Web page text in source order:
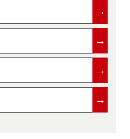
→
→
→
→